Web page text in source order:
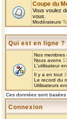
Coupe du
Vous voulez
vous.
Modérateurs
Qui est en ligne ?
Nos
Nous avons
L'utilisateur
Il y a en tout
Le record du
Utilisateurs
Ces données sont
Connexion